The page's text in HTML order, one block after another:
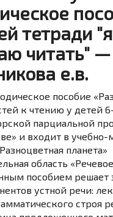
тетради "я
читать" —
е.в.
пособие
к чтению у детей
парциальной
и входит в
планета»
область
пособием решает
устной речи:
строя